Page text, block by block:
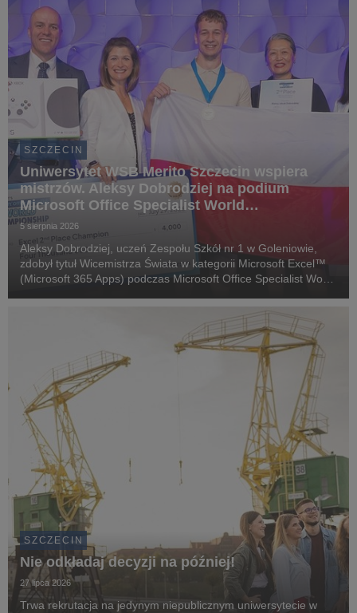
SZCZECIN
Uniwersytet WSB Merito Szczecin wspiera
mistrzów. Aleksy Dobrodziej na podium
Microsoft Office Specialist World
Championship 2026
5 sierpnia 2026
Aleksy Dobrodziej, uczeń Zespołu Szkół nr 1 w Goleniowie,
zdobył tytuł Wicemistrza Świata w kategorii Microsoft Excel™
(Microsoft 365 Apps) podczas Microsoft Office Specialist World
SZCZECIN
Nie odkładaj decyzji na później!
27 lipca 2026
Trwa rekrutacja na jedynym niepublicznym uniwersytecie w